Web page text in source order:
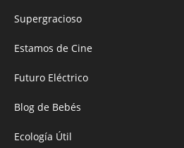
Supergracioso
Estamos de Cine
Futuro Eléctrico
Blog de Bebés
Ecología Útil